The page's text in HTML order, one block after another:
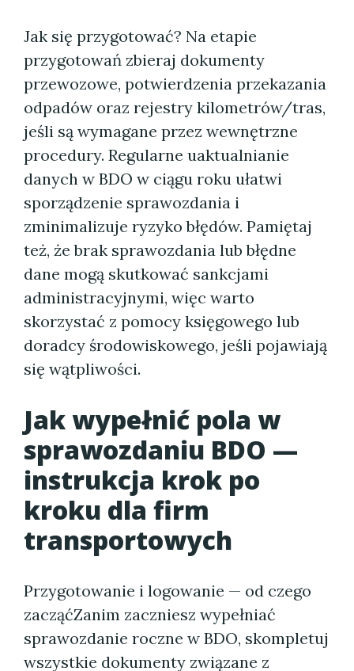
Jak się przygotować? Na etapie
przygotowań zbieraj dokumenty
przewozowe, potwierdzenia przekazania
odpadów oraz rejestry kilometrów/tras,
jeśli są wymagane przez wewnętrzne
procedury. Regularne uaktualnianie
danych w BDO w ciągu roku ułatwi
sporządzenie sprawozdania i
zminimalizuje ryzyko błędów. Pamiętaj
też, że brak sprawozdania lub błędne
dane mogą skutkować sankcjami
administracyjnymi, więc warto
skorzystać z pomocy księgowego lub
doradcy środowiskowego, jeśli pojawiają
się wątpliwości.
Jak wypełnić pola w
sprawozdaniu BDO —
instrukcja krok po
kroku dla firm
transportowych
Przygotowanie i logowanie — od czego
zacząćZanim zaczniesz wypełniać
sprawozdanie roczne w BDO, skompletuj
wszystkie dokumenty związane z